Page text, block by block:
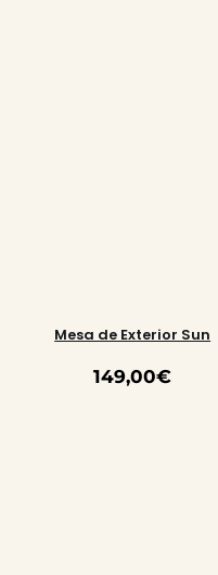
Mesa de Exterior Sun
149,00€